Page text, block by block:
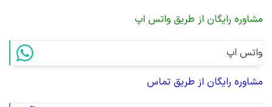
مشاوره رایگان از طریق واتس اپ
واتس اپ
مشاوره رایگان از طریق تماس